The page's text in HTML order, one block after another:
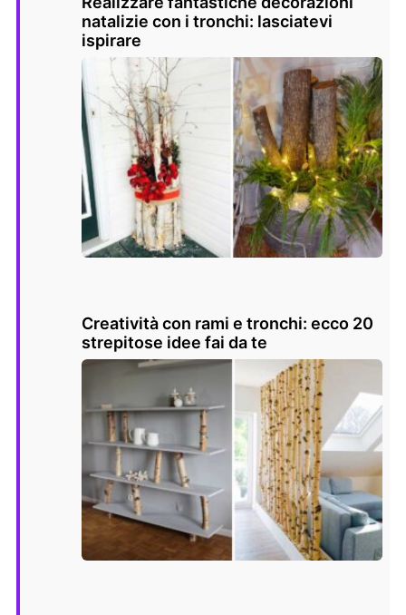
natalizie con i tronchi: lasciatevi
ispirare
Creatività con rami e tronchi: ecco 20
strepitose idee fai da te